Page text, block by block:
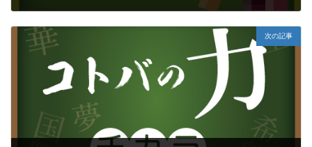
次の記事